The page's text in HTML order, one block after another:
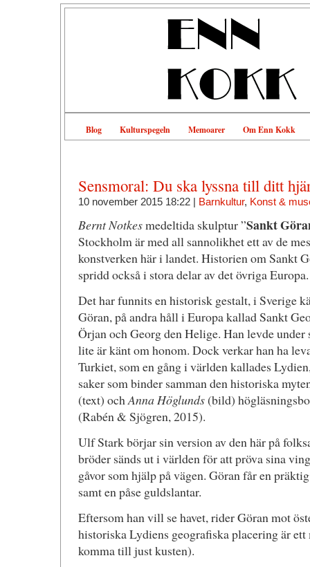
Blog Kulturspegeln Memoarer Om Enn Kokk
Sensmoral: Du ska lyssna till ditt
10 november 2015 18:22 | Barnkultur, Konst &
Bernt Notkesmedeltida skulptur ”Sankt
Stockholm är med all sannolikhet ett av de
konstverken här i landet. Historien om Sankt
spridd också i stora delar av det övriga Europa.
Det har funnits en historisk gestalt, i Sverige
Göran, på andra håll i Europa kallad Sankt
Örjan och Georg den Helige. Han levde
lite är känt om honom. Dock verkar han ha
Turkiet, som en gång i världen kallades
saker som binder samman den historiska
(text) ochAnna Höglunds(bild)
(Rabén & Sjögren, 2015).
Ulf Stark börjar sin version av den här på
bröder sänds ut i världen för att pröva sina
gåvor som hjälp på vägen. Göran får en
samt en påse guldslantar.
Eftersom han vill se havet, rider Göran mot
historiska Lydiens geografiska placering är
komma till just kusten).